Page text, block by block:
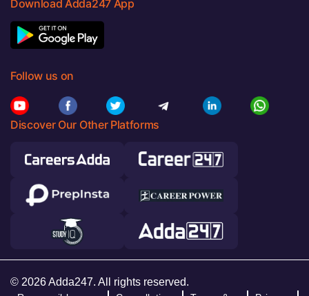
Download Adda247 App
Follow us on
Discover Our Other Platforms
© 2026 Adda247. All rights reserved.